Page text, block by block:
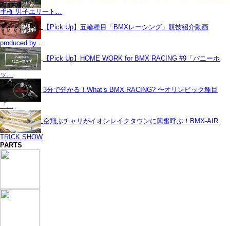
手権 男子エリート…
【Pick Up】五輪種目「BMXレーシング」競技紹介動画
produced by …
【Pick Up】HOME WORK for BMX RACING #9「バニーホ
ッ…
3分で分かる！What’s BMX RACING? 〜オリンピック種目
「…
空飛ぶチャリがイオンレイクタウンに興奮呼ぶ！BMX-AIR
TRICK SHOW
PARTS